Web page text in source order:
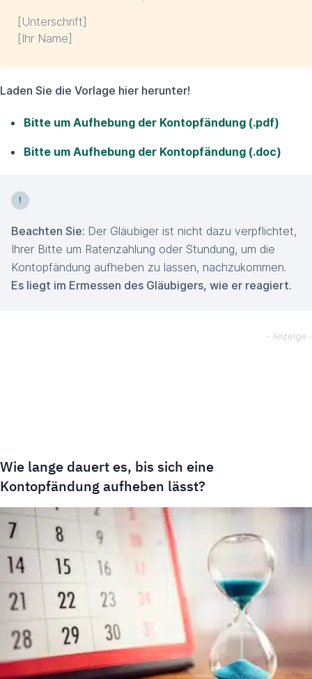
[Unterschrift]
[Ihr Name]
Laden Sie die Vorlage hier herunter!
Bitte um Aufhebung der Kontopfändung (.pdf)
Bitte um Aufhebung der Kontopfändung (.doc)
Beachten Sie: Der Gläubiger ist nicht dazu verpflichtet,
Ihrer Bitte um Ratenzahlung oder Stundung, um die
Kontopfändung aufheben zu lassen, nachzukommen.
Es liegt im Ermessen des Gläubigers, wie er reagiert.
Wie lange dauert es, bis sich eine
Kontopfändung aufheben lässt?